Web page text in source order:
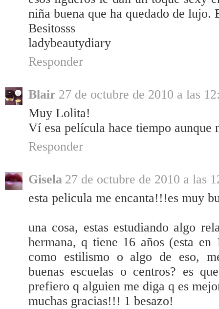
niña buena que ha quedado de lujo.
Besitosss
ladybeautydiary
Responder
Blair 27 de octubre de 2010 a las
Muy Lolita!
Ví esa película hace tiempo aunque
Responder
Gisela 27 de octubre de 2010 a las
esta pelicula me encanta!!!es muy
una cosa, estas estudiando algo
hermana, q tiene 16 años (esta
como estilismo o algo de eso,
buenas escuelas o centros? es
prefiero q alguien me diga q es
muchas gracias!!! 1 besazo!